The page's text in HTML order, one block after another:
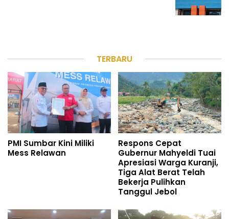
TERBARU
PMI Sumbar Kini Miliki
Mess Relawan
Respons Cepat
Gubernur Mahyeldi Tuai
Apresiasi Warga Kuranji,
Tiga Alat Berat Telah
Bekerja Pulihkan
Tanggul Jebol